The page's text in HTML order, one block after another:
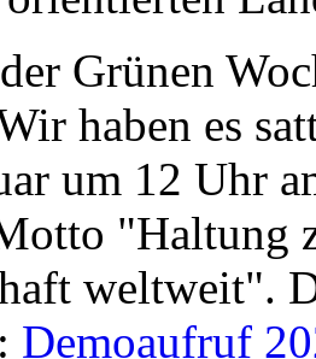
Grünen
haben es
um 12 Uhr
"Haltung
weltweit".
Demoaufruf